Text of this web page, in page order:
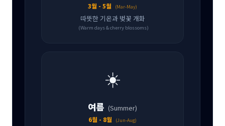
3월 - 5월 (Mar-May)
따뜻한 기온과 벚꽃 개화
(Warm days & cherry blossoms)
☀️
여름 (Summer)
6월 - 8월 (Jun-Aug)